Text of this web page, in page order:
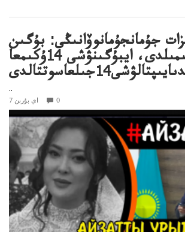
جۇمانجۇمانوۆانىڭى: بۇگىن
ۇكىءولىمىلدى، ايبۇگىنۋشى 14ۇكىمعا
..
7 اي بۇرىن 0